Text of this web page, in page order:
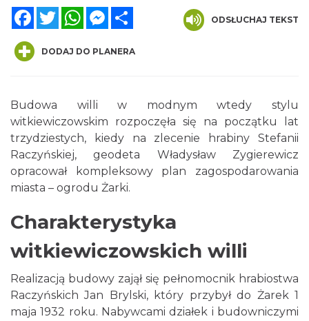
FacebookTwitterWhatsAppMessenger
ODSŁUCHAJ TEKST
DODAJ DO PLANERA
Budowa willi w modnym wtedy stylu
witkiewiczowskim rozpoczęła się na początku lat
trzydziestych, kiedy na zlecenie hrabiny Stefanii
Raczyńskiej, geodeta Władysław Zygierewicz
opracował kompleksowy plan zagospodarowania
miasta – ogrodu Żarki.
Charakterystyka
witkiewiczowskich willi
Realizacją budowy zajął się pełnomocnik hrabiostwa
Raczyńskich Jan Brylski, który przybył do Żarek 1
maja 1932 roku. Nabywcami działek i budowniczymi